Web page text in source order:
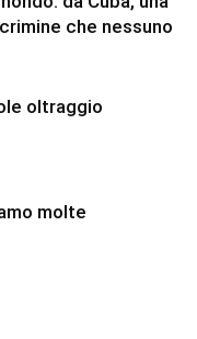
che nessuno
oltraggio
molte